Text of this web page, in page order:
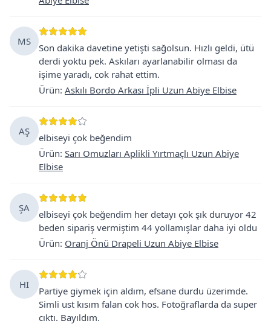
MS
Son dakika davetine yetişti sağolsun. Hızlı geldi, ütü
derdi yoktu pek. Askıları ayarlanabilir olması da
işime yaradı, cok rahat ettim.
Ürün: Askılı Bordo Arkası İpli Uzun Abiye Elbise
AŞ
elbiseyi çok beğendim
Ürün: Sarı Omuzları Aplikli Yırtmaçlı Uzun Abiye
Elbise
ŞA
elbiseyi çok beğendim her detayı çok şık duruyor 42
beden sipariş vermiştim 44 yollamışlar daha iyi oldu
Ürün: Oranj Önü Drapeli Uzun Abiye Elbise
HI
Partiye giymek için aldım, efsane durdu üzerimde.
Simli ust kısım falan cok hos. Fotoğraflarda da super
cıktı. Bayıldım.